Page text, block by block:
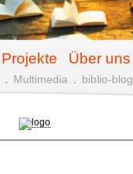
Projekte Über uns
Multimedia biblio-blog